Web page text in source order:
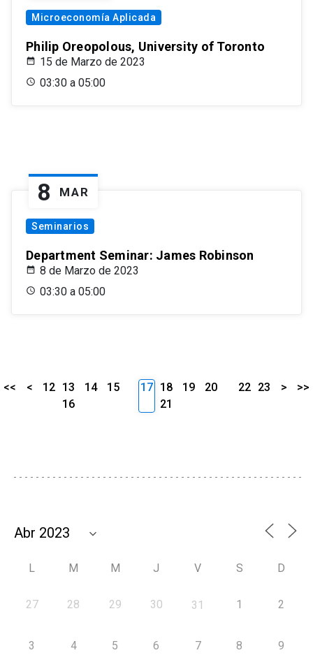
Microeconomía Aplicada
Philip Oreopolous, University of Toronto
15 de Marzo de 2023
03:30 a 05:00
8 MAR
Seminarios
Department Seminar: James Robinson
8 de Marzo de 2023
03:30 a 05:00
<< < 12 13 14
15
16
17 18 19
20
21
22 23 > >>
L M M J V S D
27 28 29 30 31 1 2
3 4 5 6 7 8 9